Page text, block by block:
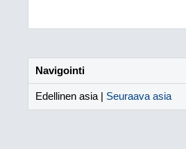
Navigointi
Edellinen asia | Seuraava asia